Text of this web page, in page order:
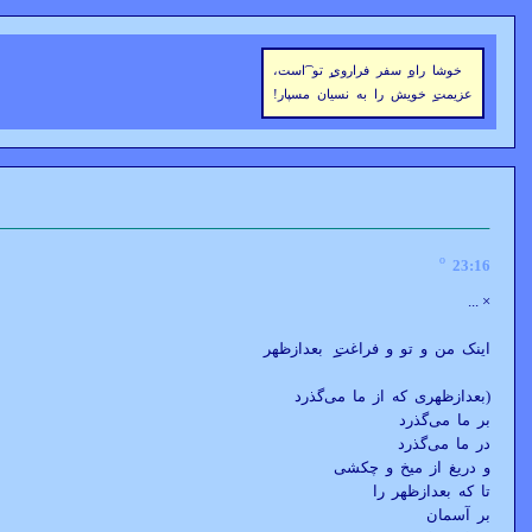
خوشا راه سفر فراروی تو ͡است،
عزيمت
خويش را به نسيان مسپار!
º 23:16
×
...
اينک من و تو و فراغت بعدازظهر
(بعدازظهری که از ما می‌گذرد
بر ما می‌گذرد
در ما می‌گذرد
و دريغ از ميخ و چکشی
تا که بعدازظهر را
بر آسمان